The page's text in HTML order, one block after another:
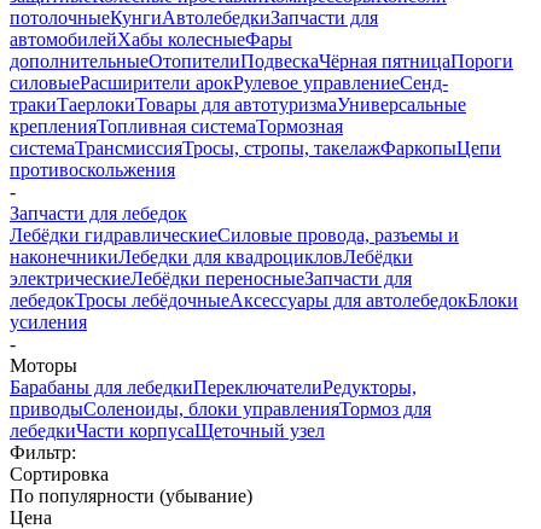
потолочныеКунгиАвтолебедкиЗапчасти для
автомобилейХабы колесныеФары
дополнительныеОтопителиПодвескаЧёрная пятницаПороги
силовыеРасширители арокРулевое управлениеСенд-
тракиТаерлокиТовары для автотуризмаУниверсальные
крепленияТопливная системаТормозная
системаТрансмиссияТросы, стропы, такелажФаркопыЦепи
противоскольжения
-
Запчасти для лебедок
Лебёдки гидравлическиеСиловые провода, разъемы и
наконечникиЛебедки для квадроцикловЛебёдки
электрическиеЛебёдки переносныеЗапчасти для
лебедокТросы лебёдочныеАксессуары для автолебедокБлоки
усиления
-
Моторы
Барабаны для лебедкиПереключателиРедукторы,
приводыСоленоиды, блоки управленияТормоз для
лебедкиЧасти корпусаЩеточный узел
Фильтр:
Сортировка
По популярности (убывание)
Цена